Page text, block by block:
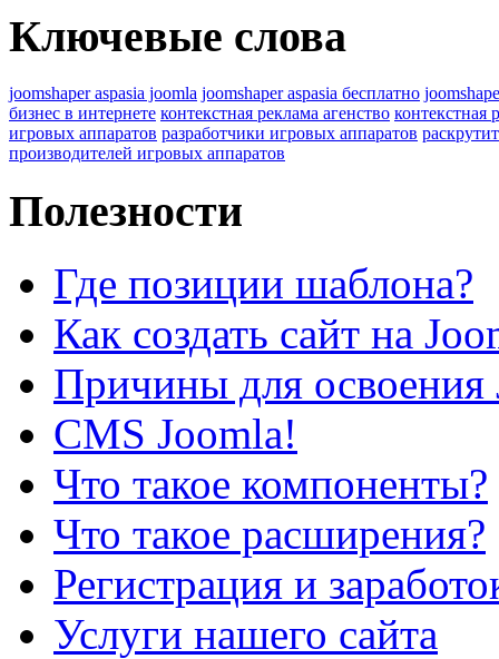
Ключевые слова
joomshaper aspasia joomla joomshaper aspasia бесплатно
бизнес в интернете контекстная реклама агенство контекстная
игровых аппаратов разработчики игровых аппаратов
производителей игровых аппаратов
Полезности
Где позиции шаблона?
Как создать сайт на
Причины для освоения
CMS Joomla!
Что такое компоненты?
Что такое расширения?
Регистрация и
Услуги нашего сайта